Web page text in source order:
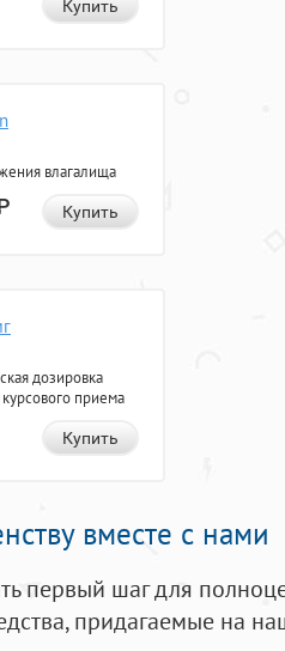
Купить
влагалища
Купить
дозировка
приема
Купить
вместе с нами
первый шаг для
придагаемые на